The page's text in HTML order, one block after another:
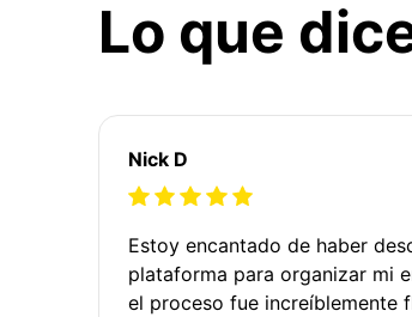
Lo que
Nick D
Estoy encantado de haber
plataforma para organizar mi
el proceso fue increíblemente